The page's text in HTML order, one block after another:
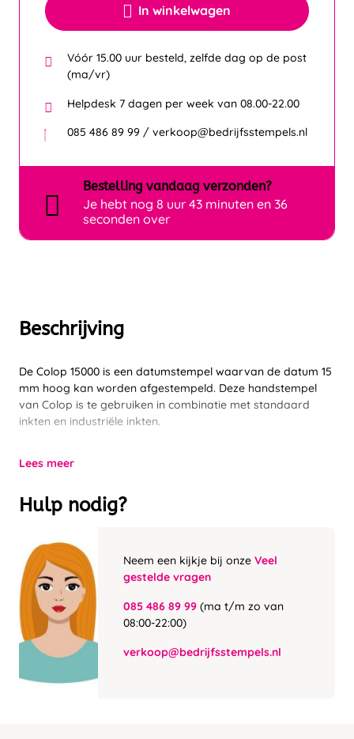
Beschrijving
De Colop 15000 is een datumstempel waarvan de datum 15
mm hoog kan worden afgestempeld. Deze handstempel
van Colop is te gebruiken in combinatie met standaard
inkten en industriële inkten.
Lees meer
Hulp nodig?
Neem een kijkje bij onze Veel
gestelde vragen
085 486 89 99 (ma t/m zo van
08:00-22:00)
verkoop@bedrijfsstempels.nl
In winkelwagen
Vóór 15.00 uur besteld, zelfde dag op de post
(ma/vr)
Helpdesk 7 dagen per week van 08.00-22.00
085 486 89 99 / verkoop@bedrijfsstempels.nl
Bestelling vandaag verzonden?
Je hebt nog 8 uur 43 minuten en 36
seconden over